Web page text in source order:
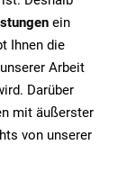
ein
Ihnen die
Arbeit
Darüber
mit äußerster
von unserer